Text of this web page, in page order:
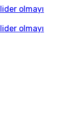
olmayı
olmayı